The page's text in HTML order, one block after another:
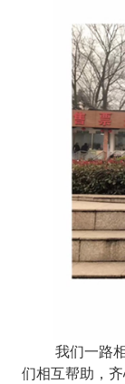
我们一路
们相互帮助，